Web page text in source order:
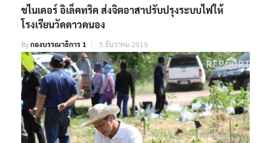
ชไนเดอร์ อิเล็คทริค ส่งจิตอาสาปรับปรุงระบบไฟให้
โรงเรียนวัดดาวคนอง
Byกองบรรณาธิการ 1 5 ธันวาคม 2019